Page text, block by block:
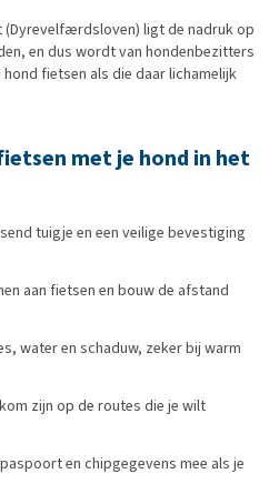
(Dyrevelfærdsloven) ligt de nadruk op
en dus wordt van hondenbezitters
fietsen als die daar lichamelijk
met je hond in het
tuigje en een veilige bevestiging
aan fietsen en bouw de afstand
water en schaduw, zeker bij warm
zijn op de routes die je wilt
en chipgegevens mee als je